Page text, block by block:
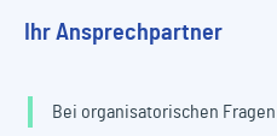
Ihr Ansprechpartner
Bei organisatorischen